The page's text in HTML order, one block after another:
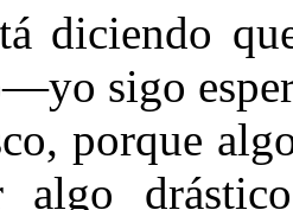
diciendo
sigo
porque
algo